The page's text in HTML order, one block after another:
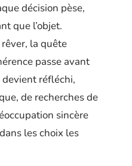
décision pèse,
que l’objet.
la quête
passe avant
réfléchi,
de recherches de
sincère
les choix les